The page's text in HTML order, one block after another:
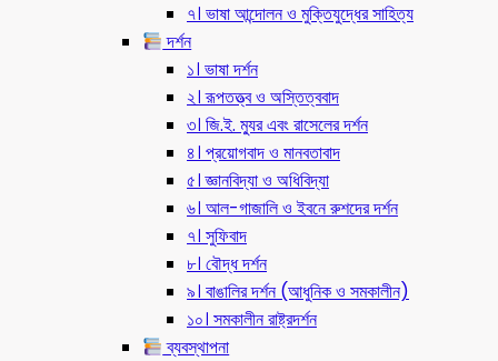
৭। ভাষা আন্দোলন ও মুক্তিযুদ্ধের সাহিত্য
দর্শন
১। ভাষা দর্শন
২। রূপতত্ত্ব ও অস্তিত্ববাদ
৩। জি.ই. ম্যুর এবং রাসেলের দর্শন
৪। প্রয়োগবাদ ও মানবতাবাদ
৫। জ্ঞানবিদ্যা ও অধিবিদ্যা
৬। আল-গাজালি ও ইবনে রুশদের দর্শন
৭। সুফিবাদ
৮। বৌদ্ধ দর্শন
৯। বাঙালির দর্শন (আধুনিক ও সমকালীন)
১০। সমকালীন রাষ্ট্রদর্শন
ব্যবস্থাপনা